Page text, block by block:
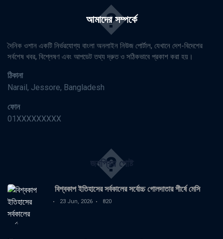
আমাদের সম্পর্কে
�
দৈনিক ওশান একটি নির্ভরযোগ্য বাংলা অনলাইন নিউজ পোর্টাল, যেখানে দেশ-বিদেশের
সর্বশেষ খবর, বিশ্লেষণ এবং আপডেট তথ্য দ্রুত ও সঠিকভাবে প্রকাশ করা হয়।
ঠিকানা
Narail, Jessore, Bangladesh
ফোন
01XXXXXXXXX
জনপ্রিয় পোষ্ট
�
বিশ্বকাপ ইতিহাসের সর্বকালের সর্বোচ্চ গোলদাতার শীর্ষে মেসি
23 Jun, 2026 820